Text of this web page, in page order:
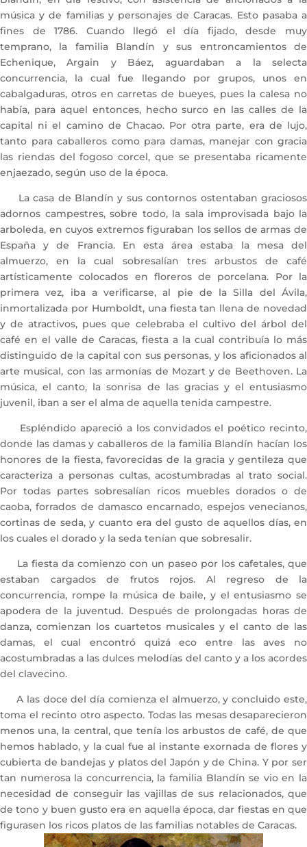
música y de familias y personajes de Caracas. Esto pasaba a
fines de 1786. Cuando llegó el día fijado, desde muy
temprano, la familia Blandín y sus entroncamientos de
Echenique, Argain y Báez, aguardaban a la selecta
concurrencia, la cual fue llegando por grupos, unos en
cabalgaduras, otros en carretas de bueyes, pues la calesa no
había, para aquel entonces, hecho surco en las calles de la
capital ni el camino de Chacao. Por otra parte, era de lujo,
tanto para caballeros como para damas, manejar con gracia
las riendas del fogoso corcel, que se presentaba ricamente
enjaezado, según uso de la época.
La casa de Blandín y sus contornos ostentaban graciosos
adornos campestres, sobre todo, la sala improvisada bajo la
arboleda, en cuyos extremos figuraban los sellos de armas de
España y de Francia. En esta área estaba la mesa del
almuerzo, en la cual sobresalían tres arbustos de café
artísticamente colocados en floreros de porcelana. Por la
primera vez, iba a verificarse, al pie de la Silla del Ávila,
inmortalizada por Humboldt, una fiesta tan llena de novedad
y de atractivos, pues que celebraba el cultivo del árbol del
café en el valle de Caracas, fiesta a la cual contribuía lo más
distinguido de la capital con sus personas, y los aficionados al
arte musical, con las armonías de Mozart y de Beethoven. La
música, el canto, la sonrisa de las gracias y el entusiasmo
juvenil, iban a ser el alma de aquella tenida campestre.
Espléndido apareció a los convidados el poético recinto,
donde las damas y caballeros de la familia Blandín hacían los
honores de la fiesta, favorecidas de la gracia y gentileza que
caracteriza a personas cultas, acostumbradas al trato social.
Por todas partes sobresalían ricos muebles dorados o de
caoba, forrados de damasco encarnado, espejos venecianos,
cortinas de seda, y cuanto era del gusto de aquellos días, en
los cuales el dorado y la seda tenían que sobresalir.
La fiesta da comienzo con un paseo por los cafetales, que
estaban cargados de frutos rojos. Al regreso de la
concurrencia, rompe la música de baile, y el entusiasmo se
apodera de la juventud. Después de prolongadas horas de
danza, comienzan los cuartetos musicales y el canto de las
damas, el cual encontró quizá eco entre las aves no
acostumbradas a las dulces melodías del canto y a los acordes
del clavecino.
A las doce del día comienza el almuerzo, y concluido este,
toma el recinto otro aspecto. Todas las mesas desaparecieron
menos una, la central, que tenía los arbustos de café, de que
hemos hablado, y la cual fue al instante exornada de flores y
cubierta de bandejas y platos del Japón y de China. Y por ser
tan numerosa la concurrencia, la familia Blandín se vio en la
necesidad de conseguir las vajillas de sus relacionados, que
de tono y buen gusto era en aquella época, dar fiestas en que
figurasen los ricos platos de las familias notables de Caracas.